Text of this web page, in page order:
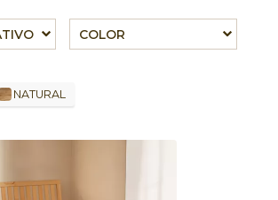
COLOR
NATURAL